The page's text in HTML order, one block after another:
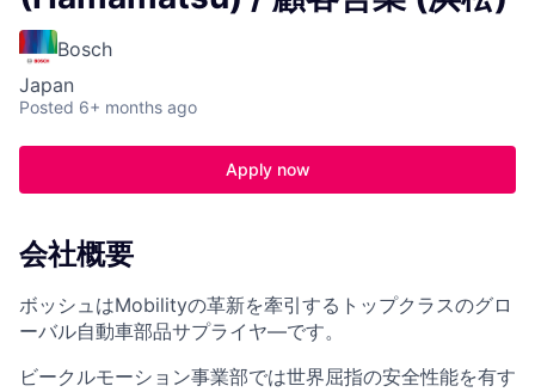
Bosch
Japan
Posted 6+ months ago
Apply now
会社概要
ボッシュはMobilityの革新を牽引するトップクラスのグロ
ーバル自動車部品サプライヤ―です。
ビークルモーション事業部では世界屈指の安全性能を有す